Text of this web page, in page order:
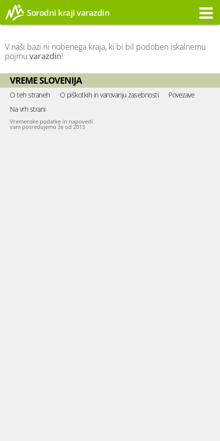
Sorodni kraji varazdin
V naši bazi ni nobenega kraja, ki bi bil podoben iskalnemu
pojmu varazdin!
VREME SLOVENIJA
O teh straneh O piškotkih in varovanju zasebnosti
Povezave
Na vrh strani
Vremenske podatke in napovedi
vam posredujemo že od 2013